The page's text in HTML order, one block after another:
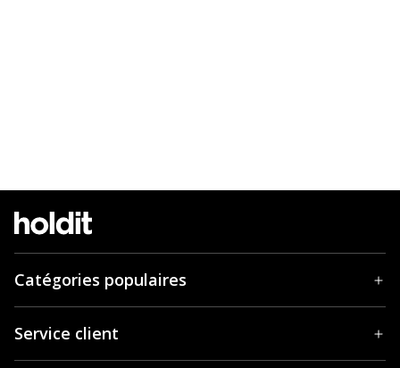
Catégories populaires
Service client